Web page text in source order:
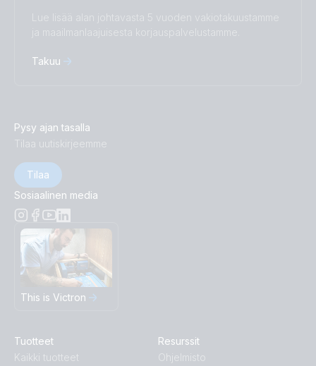
Lue lisää alan johtavasta 5 vuoden vakiotakuustamme
ja maailmanlaajuisesta korjauspalvelustamme.
Takuu
Pysy ajan tasalla
Tilaa uutiskirjeemme
Tilaa
Sosiaalinen media
This is Victron
Tuotteet
Kaikki tuotteet
Resurssit
Ohjelmisto